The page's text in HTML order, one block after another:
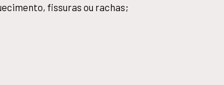
fissuras ou rachas;